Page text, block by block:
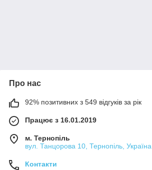
Про нас
92% позитивних з 549 відгуків за рік
Працює з 16.01.2019
м. Тернопіль
вул. Танцорова 10, Тернопіль, Україна
Контакти